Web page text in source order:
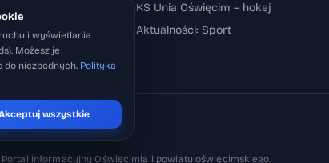
›KS Unia Oświęcim – hokej
Aktualności: Sport
informacyjny Oświęcimia i powiatu oświęcimskiego.
i wyświetlania
Możesz je
niezbędnych. Polityka
wszystkie